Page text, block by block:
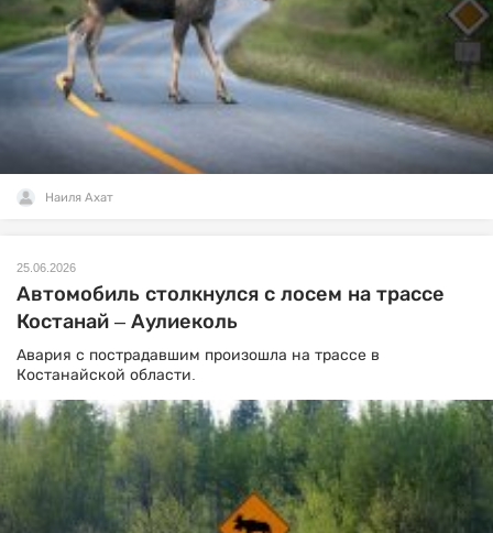
Наиля Ахат
25.06.2026
Автомобиль столкнулся с лосем на трассе
Костанай – Аулиеколь
Авария с пострадавшим произошла на трассе в
Костанайской области.